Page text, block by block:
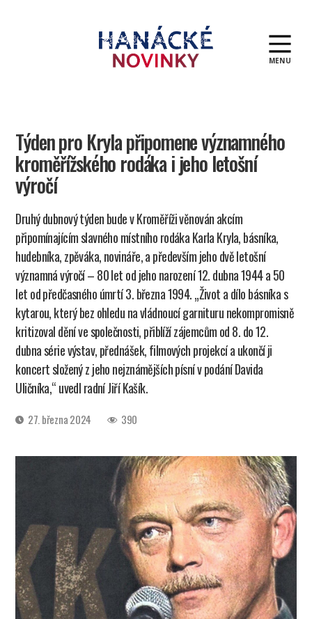
MENU
Týden pro Kryla připomene významného
kroměřížského rodáka i jeho letošní
výročí
Druhý dubnový týden bude v Kroměříži věnován akcím
připomínajícím slavného místního rodáka Karla Kryla, básníka,
hudebníka, zpěváka, novináře, a především jeho dvě letošní
významná výročí – 80 let od jeho narození 12. dubna 1944 a 50
let od předčasného úmrtí 3. března 1994. „Život a dílo básníka s
kytarou, který bez ohledu na vládnoucí garnituru nekompromisně
kritizoval dění ve společnosti, přiblíží zájemcům od 8. do 12.
dubna série výstav, přednášek, filmových projekcí a ukončí ji
koncert složený z jeho nejznámějších písní v podání Davida
Uličníka,“ uvedl radní Jiří Kašík.
Datum27. března 2024 390